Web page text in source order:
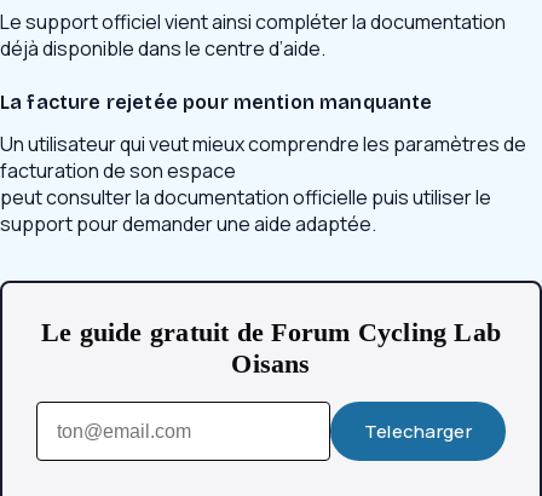
Le support officiel vient ainsi compléter la documentation
déjà disponible dans le centre d’aide.
La facture rejetée pour mention manquante
Un utilisateur qui veut mieux comprendre les paramètres de
facturation de son espace
peut consulter la documentation officielle puis utiliser le
support pour demander une aide adaptée.
Le guide gratuit de Forum Cycling Lab
Oisans
Telecharger